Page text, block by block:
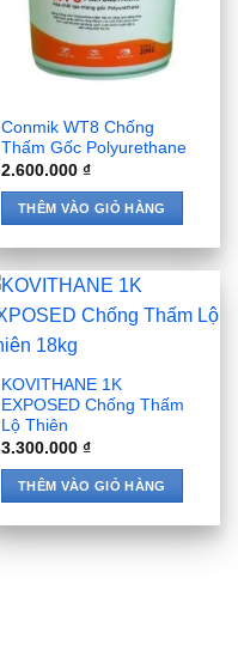
Conmik WT8 Chống
Thấm Gốc Polyurethane
2.600.000₫
THÊM VÀO GIỎ HÀNG
KOVITHANE 1K
EXPOSED Chống Thấm
Lộ Thiên
3.300.000₫
THÊM VÀO GIỎ HÀNG